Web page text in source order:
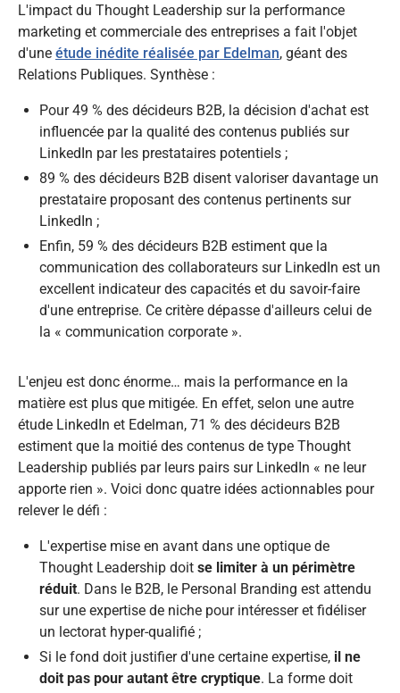
L'impact du Thought Leadership sur la performance
marketing et commerciale des entreprises a fait l'objet
d'une étude inédite réalisée par Edelman, géant des
Relations Publiques. Synthèse :​
Pour 49 % des décideurs B2B, la décision d'achat est
influencée par la qualité des contenus publiés sur
LinkedIn par les prestataires potentiels ;
89 % des décideurs B2B disent valoriser davantage un
prestataire proposant des contenus pertinents sur
LinkedIn ;
Enfin, 59 % des décideurs B2B estiment que la
communication des collaborateurs sur LinkedIn est un
excellent indicateur des capacités et du savoir-faire
d'une entreprise. Ce critère dépasse d'ailleurs celui de
la « communication corporate ».
L'enjeu est donc énorme… mais la performance en la
matière est plus que mitigée. En effet, selon une autre
étude LinkedIn et Edelman, 71 % des décideurs B2B
estiment que la moitié des contenus de type Thought
Leadership publiés par leurs pairs sur LinkedIn « ne leur
apporte rien ». Voici donc quatre idées actionnables pour
relever le défi :
L'expertise mise en avant dans une optique de
Thought Leadership doit se limiter à un périmètre
réduit. Dans le B2B, le Personal Branding est attendu
sur une expertise de niche pour intéresser et fidéliser
un lectorat hyper-qualifié ;
Si le fond doit justifier d'une certaine expertise, il ne
doit pas pour autant être cryptique. La forme doit